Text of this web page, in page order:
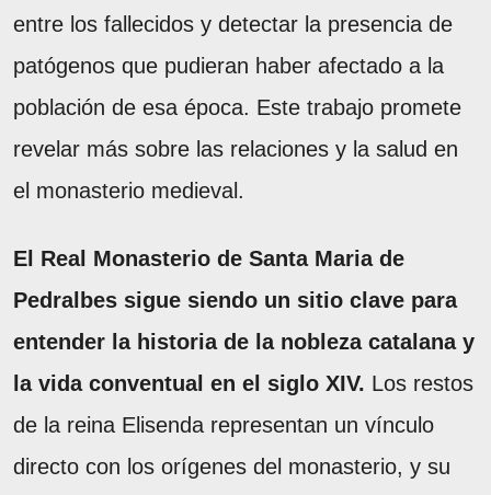
entre los fallecidos y detectar la presencia de
patógenos que pudieran haber afectado a la
población de esa época. Este trabajo promete
revelar más sobre las relaciones y la salud en
el monasterio medieval.
El Real Monasterio de Santa Maria de
Pedralbes sigue siendo un sitio clave para
entender la historia de la nobleza catalana y
la vida conventual en el siglo XIV. Los restos
de la reina Elisenda representan un vínculo
directo con los orígenes del monasterio, y su